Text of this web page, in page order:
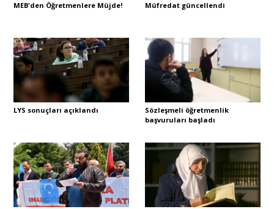
Kültür - Sanat
Yorum - Analiz
MEB'den Öğretmenlere Müjde! Müfredat güncellendi
LYS sonuçları açıklandı
Sözleşmeli öğretmenlik
başvuruları başladı